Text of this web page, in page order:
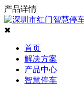
产品详情
✖
首页
解决方案
产品中心
智慧停车